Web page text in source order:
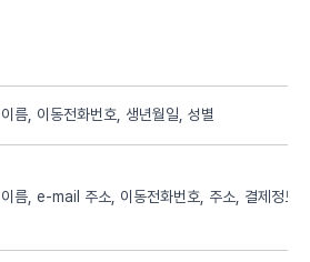
이름, 이동전화번호, 생년월일, 성별
이름, e-mail 주소, 이동전화번호, 주소, 결제정보,